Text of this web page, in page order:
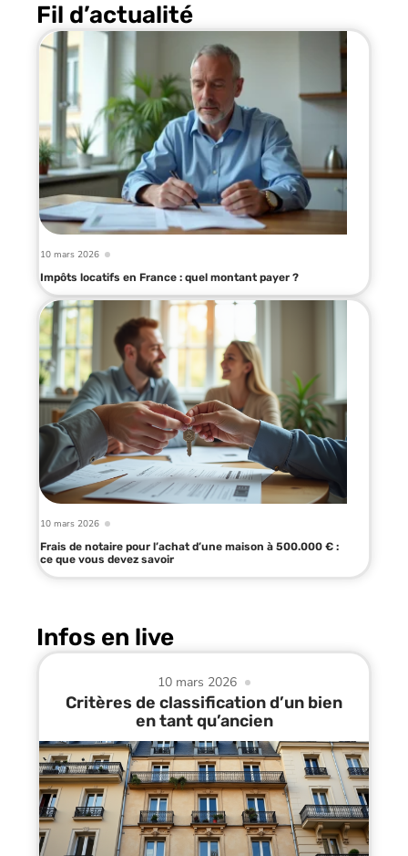
Fil d’actualité
10 mars 2026
Impôts locatifs en France : quel montant payer ?
10 mars 2026
Frais de notaire pour l’achat d’une maison à 500.000 € :
ce que vous devez savoir
Infos en live
10 mars 2026
Critères de classification d’un bien
en tant qu’ancien